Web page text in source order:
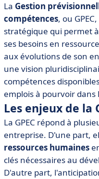
• Les étapes clés de la
GPEC
• Les outils et logiciels
• Exemples de mise en
entreprises
• Les bénéfices d'une
des emplois et des
• Conclusion sur
La Gestion
compétences, ou
stratégique qui permet
ses besoins en
aux évolutions de son
une vision
compétences
emplois à pourvoir dans
Les enjeux de la
La GPEC répond à
entreprise. D'une part,
ressources humaines
clés nécessaires au
D'autre part,